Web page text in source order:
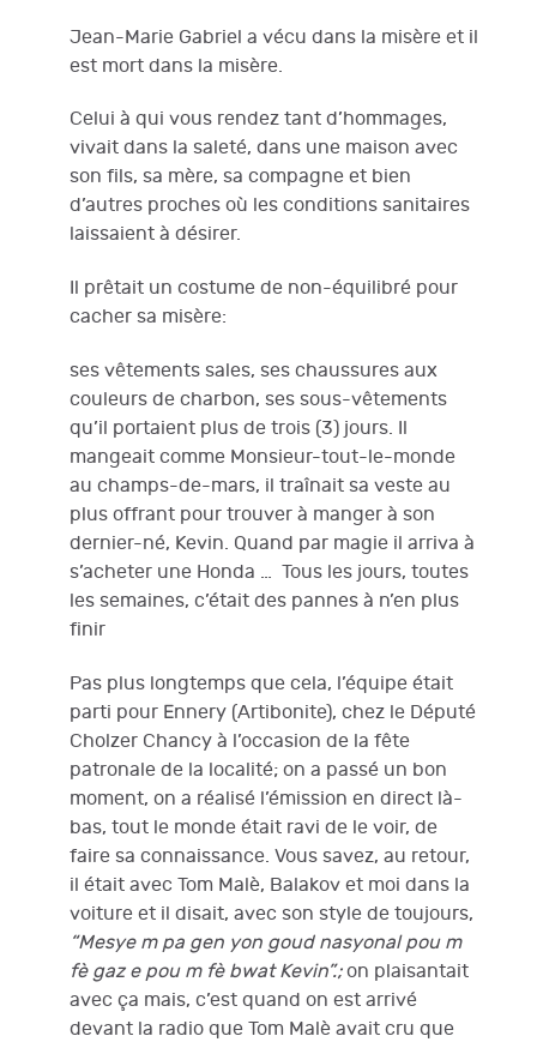
Jean-Marie Gabriel a vécu dans la misère et il
est mort dans la misère.
Celui à qui vous rendez tant d’hommages,
vivait dans la saleté, dans une maison avec
son fils, sa mère, sa compagne et bien
d’autres proches où les conditions sanitaires
laissaient à désirer.
Il prêtait un costume de non-équilibré pour
cacher sa misère:
ses vêtements sales, ses chaussures aux
couleurs de charbon, ses sous-vêtements
qu’il portaient plus de trois (3) jours. Il
mangeait comme Monsieur-tout-le-monde
au champs-de-mars, il traînait sa veste au
plus offrant pour trouver à manger à son
dernier-né, Kevin. Quand par magie il arriva à
s’acheter une Honda … Tous les jours, toutes
les semaines, c’était des pannes à n’en plus
finir
Pas plus longtemps que cela, l’équipe était
parti pour Ennery (Artibonite), chez le Député
Cholzer Chancy à l’occasion de la fête
patronale de la localité; on a passé un bon
moment, on a réalisé l’émission en direct là-
bas, tout le monde était ravi de le voir, de
faire sa connaissance. Vous savez, au retour,
il était avec Tom Malè, Balakov et moi dans la
voiture et il disait, avec son style de toujours,
“Mesye m pa gen yon goud nasyonal pou m
fè gaz e pou m fè bwat Kevin”.;on plaisantait
avec ça mais, c’est quand on est arrivé
devant la radio que Tom Malè avait cru que